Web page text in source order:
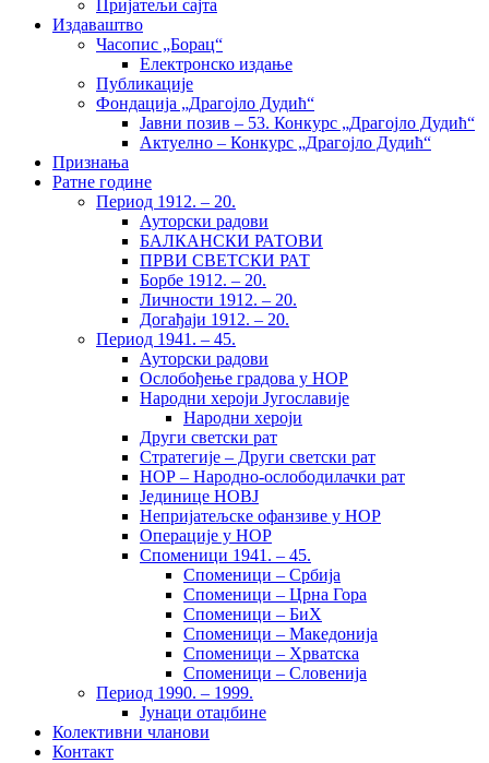
Пријатељи сајта
Издаваштво
Часопис „Борац“
Електронско издање
Публикације
Фондација „Драгојло Дудић“
Јавни позив – 53. Конкурс „Драгојло Дудић“
Актуелно – Конкурс „Драгојло Дудић“
Признања
Ратне године
Период 1912. – 20.
Ауторски радови
БАЛКАНСКИ РАТОВИ
ПРВИ СВЕТСКИ РАТ
Борбе 1912. – 20.
Личности 1912. – 20.
Догађаји 1912. – 20.
Период 1941. – 45.
Ауторски радови
Ослобођење градова у НОР
Народни хероји Југославије
Народни хероји
Други светски рат
Стратегије – Други светски рат
НОР – Народно-ослободилачки рат
Јединице НОВЈ
Непријатељске офанзиве у НОР
Операције у НОР
Споменици 1941. – 45.
Споменици – Србија
Споменици – Црна Гора
Споменици – БиХ
Споменици – Македонија
Споменици – Хрватска
Споменици – Словенија
Период 1990. – 1999.
Јунаци отаџбине
Колективни чланови
Контакт